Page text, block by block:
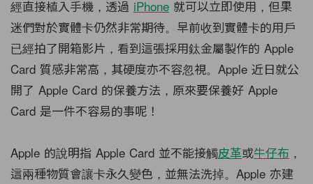
經直接植入手機，透過 iPhone 就可以立即使用，但果
迷們對於實體卡仍然非常期待。早前收到實體卡的用戶
已經拍了開箱影片，看到這張採用鈦金屬製作的 Apple
Card 質感非常高，其硬度亦不容忽視。Apple 近日就公
開了 Apple Card 的保養方法，原來要保養好 Apple
Card 是一件不容易的事呢！
Apple 的說明指 Apple Card 並不能接觸皮革或牛仔布 ，
這兩種物質會讓卡永久變色，並無法洗掉。Apple 亦建